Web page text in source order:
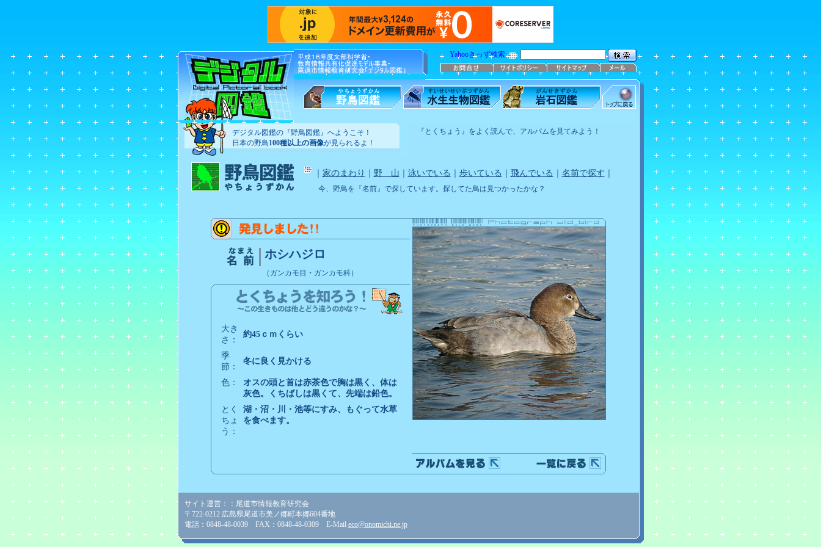
Yahooきっず検索
デジタル図鑑の『野鳥図鑑』へようこそ！
日本の野鳥100種以上の画像が見られるよ！
『とくちょう』をよく読んで、アルバムを見てみよう！
家のまわり 野 山 泳いでいる 歩いている 飛んでいる 名前で探す
今、野鳥を『名前』で探しています。探してた鳥は見つかったかな？
ホシハジロ
（ガンカモ目・ガンカモ科）
大き
さ：
約45ｃｍくらい
季
節：
冬に良く見かける
色：
オスの頭と首は赤茶色で胸は黒く、体は
灰色。くちばしは黒くて、先端は鉛色。
とく
ちょ
う：
湖・沼・川・池等にすみ、もぐって水草
を食べます。
サイト運営：：尾道市情報教育研究会
〒722-0212 広島県尾道市美ノ郷町本郷604番地
電話：0848-48-0039 FAX：0848-48-0309 E-Mail eco@onomichi.ne.jp